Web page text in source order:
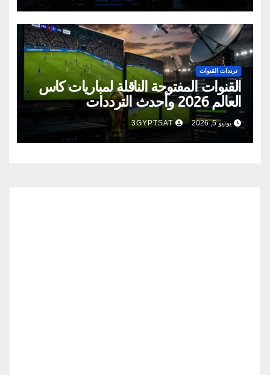
ترددات القنوات
القنوات المفتوحة الناقلة لمباريات كأس
العالم 2026 وأحدث الترددات
يونيو 5, 2026 3GYPTSAT